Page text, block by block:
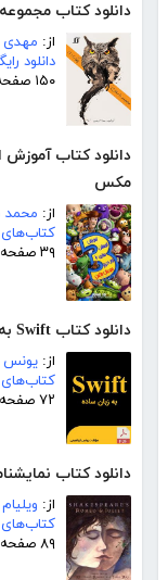
دانلود کتاب
از: مهدی
دانلود
۱۵۰ صفحه
دانلود کتاب
مکس
از: محمد
۳۹ صفحه
دانلود کتاب Swift به زبان ساده
از: یونس
۷۲ صفحه
دانلود کتاب
از:
کتاب‌های
۸۹ صفحه